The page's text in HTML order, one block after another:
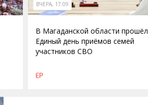
ВЧЕРА, 17:09
В Магаданской области прошёл
Единый день приёмов семей
участников СВО
ЕР